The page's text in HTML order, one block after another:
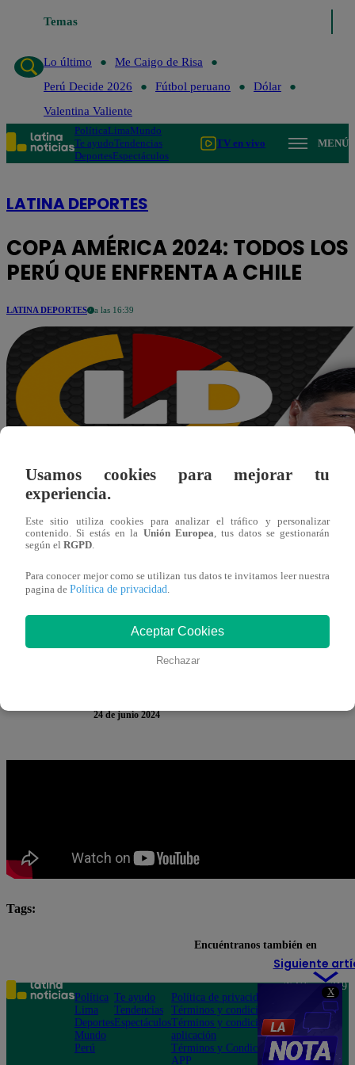
X
Temas
de Risa Perú Decide 2026
Lo último
Me Caigo de Risa
Perú Decide 2026
Fútbol peruano
Dólar
Valentina Valiente
PolíticaLimaMundo
Te ayudoTendencias
DeportesEspectáculos
TV en vivo MENÚ
LATINA DEPORTES
COPA AMÉRICA 2024: TODOS LOS
PERÚ QUE ENFRENTA A CHILE
LATINA DEPORTES a las 16:39
24 de junio 2024
Tags:
Siguiente
Usamos cookies para mejorar tu
experiencia.
Este sitio utiliza cookies para analizar el tráfico y personalizar
contenido. Si estás en la Unión Europea, tus datos se gestionarán
según el RGPD.
Para conocer mejor como se utilizan tus datos te invitamos leer nuestra
pagina de Política de privacidad.
Aceptar Cookies
Rechazar
Encuéntranos también en
Política
Lima
Deportes
Mundo
Perú
Te ayudo
Tendencias
Espectáculos
Política de privacidad
Términos y condiciones
Términos y condiciones
aplicación
Términos y Condiciones
APP
Teléfono: 219
Av. San
Felipe 968
Jesús María